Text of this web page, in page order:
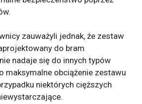
zauważyli jednak, że zestaw
do bram
nadaje się do innych typów
maksymalne obciążenie zestawu
niektórych cięższych